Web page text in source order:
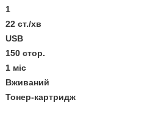
1
22 ст./хв
USB
150 стор.
1 міс
Вживаний
Тонер-картридж